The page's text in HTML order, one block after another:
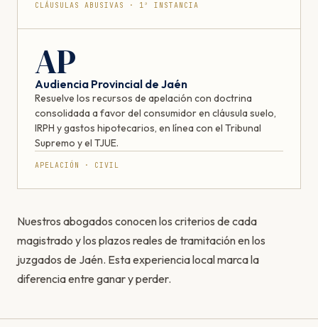
CLÁUSULAS ABUSIVAS · 1ª INSTANCIA
AP
Audiencia Provincial de Jaén
Resuelve los recursos de apelación con doctrina
consolidada a favor del consumidor en cláusula suelo,
IRPH y gastos hipotecarios, en línea con el Tribunal
Supremo y el TJUE.
APELACIÓN · CIVIL
Nuestros abogados conocen los criterios de cada
magistrado y los plazos reales de tramitación en los
juzgados de Jaén. Esta experiencia local marca la
diferencia entre ganar y perder.